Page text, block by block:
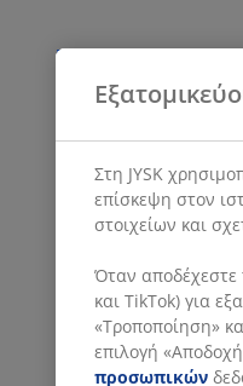
Στη JYSK
επίσκεψη στον
στοιχείων και
Όταν αποδέχεστε
και TikTok) για
«Τροποποίηση»
επιλογή
προσωπικών